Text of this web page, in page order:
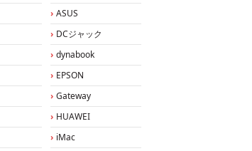
ASUS
DCジャック
dynabook
EPSON
Gateway
HUAWEI
iMac